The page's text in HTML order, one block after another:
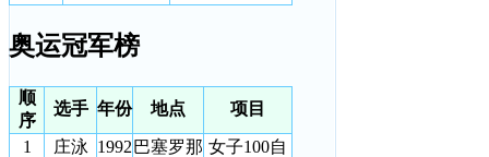
奥运冠军榜
顺
序
选手 年份 地点 项目
1 庄泳 1992 巴塞罗那 女子100自